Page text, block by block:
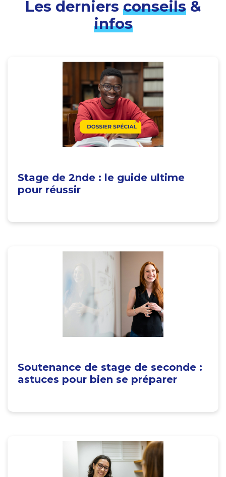
Les derniers conseils&
infos
Stage de 2nde : le guide ultime
pour réussir
Soutenance de stage de seconde :
astuces pour bien se préparer